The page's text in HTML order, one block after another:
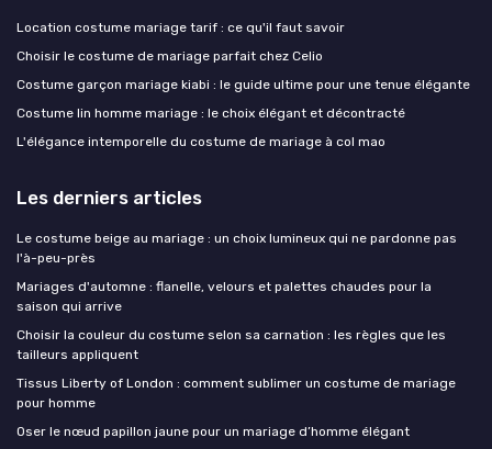
Location costume mariage tarif : ce qu'il faut savoir
Choisir le costume de mariage parfait chez Celio
Costume garçon mariage kiabi : le guide ultime pour une tenue élégante
Costume lin homme mariage : le choix élégant et décontracté
L'élégance intemporelle du costume de mariage à col mao
Les derniers articles
Le costume beige au mariage : un choix lumineux qui ne pardonne pas
l'à-peu-près
Mariages d'automne : flanelle, velours et palettes chaudes pour la
saison qui arrive
Choisir la couleur du costume selon sa carnation : les règles que les
tailleurs appliquent
Tissus Liberty of London : comment sublimer un costume de mariage
pour homme
Oser le nœud papillon jaune pour un mariage d’homme élégant